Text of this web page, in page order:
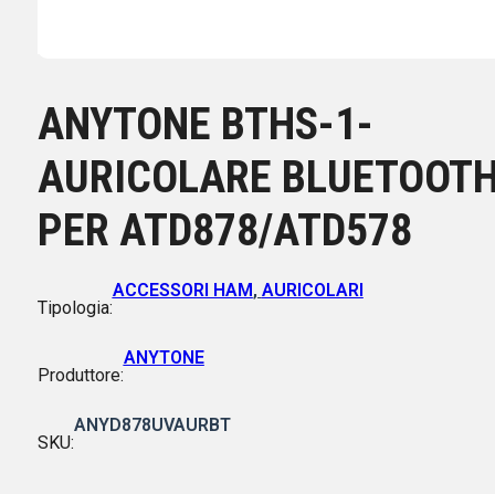
ANYTONE BTHS-1-
AURICOLARE
PER ATD878/ATD578
Tipologia:
ACCESSORI HAM, AURICOLARI
Produttore:
ANYTONE
SKU:
ANYD878UVAURBT